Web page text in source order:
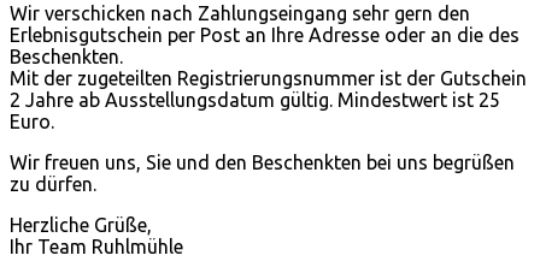
Wir verschicken nach Zahlungseingang sehr gern den
Erlebnisgutschein per Post an Ihre Adresse oder an die des
Beschenkten.
Mit der zugeteilten Registrierungsnummer ist der Gutschein
2 Jahre ab Ausstellungsdatum gültig. Mindestwert ist 25
Euro.
Wir freuen uns, Sie und den Beschenkten bei uns begrüßen
zu dürfen.
Herzliche Grüße,
Ihr Team Ruhlmühle